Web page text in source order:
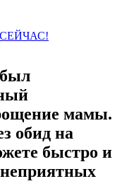
мамы.
обид на
быстро и
неприятных